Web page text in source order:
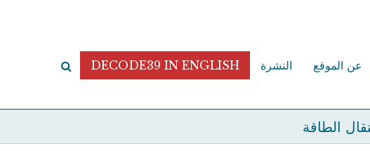
عن الموقع النشرة DECODE39 IN ENGLISH
الطاقة